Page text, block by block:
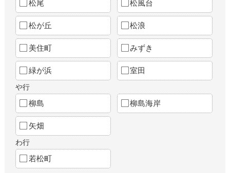
松尾 松風台
松が丘 松浪
美住町 みずき
緑が浜 室田
や行
柳島 柳島海岸
矢畑
わ行
若松町